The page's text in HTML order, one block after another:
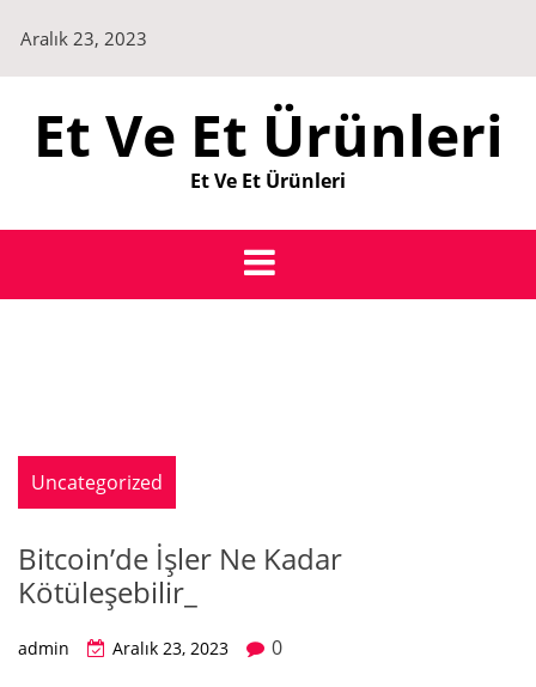
content
Aralık 23, 2023
Et Ve Et Ürünleri
Et Ve Et Ürünleri
Uncategorized
Bitcoin’de İşler Ne Kadar
Kötüleşebilir_
admin Aralık 23, 2023 0